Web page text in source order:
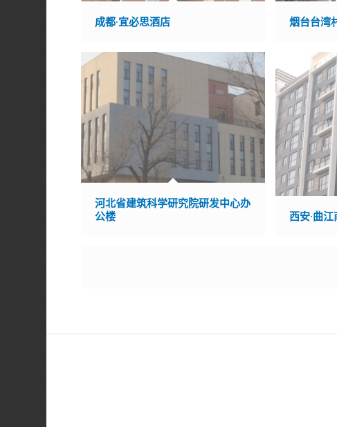
成都·宜必思酒店 烟台台湾
河北省建筑科学研究院研发中心办
公楼
西安·曲